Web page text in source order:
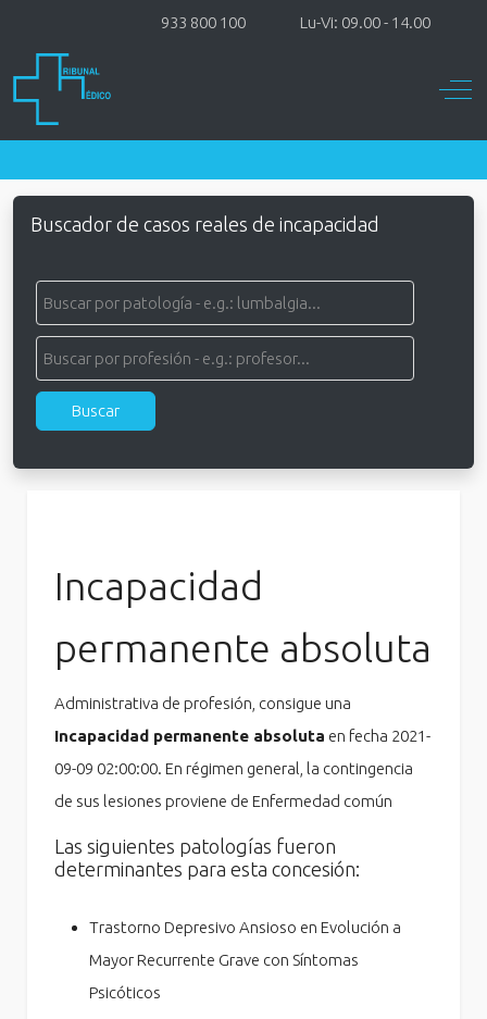
933 800 100 Lu-Vi: 09.00 - 14.00
Off-
Buscador de casos reales de incapacidad
Incapacidad
permanente absoluta
Administrativa de profesión, consigue una
Incapacidad permanente absoluta en fecha 2021-
09-09 02:00:00. En régimen general, la contingencia
de sus lesiones proviene de Enfermedad común
Las siguientes patologías fueron
determinantes para esta concesión:
Trastorno Depresivo Ansioso en Evolución a
Mayor Recurrente Grave con Síntomas
Psicóticos